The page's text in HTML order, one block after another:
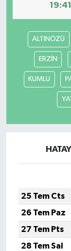
19:41
ALTINÖZÜ
ERZİN
KUMLU
25 Tem Cts
26 Tem Paz
27 Tem Pts
28 Tem Sal